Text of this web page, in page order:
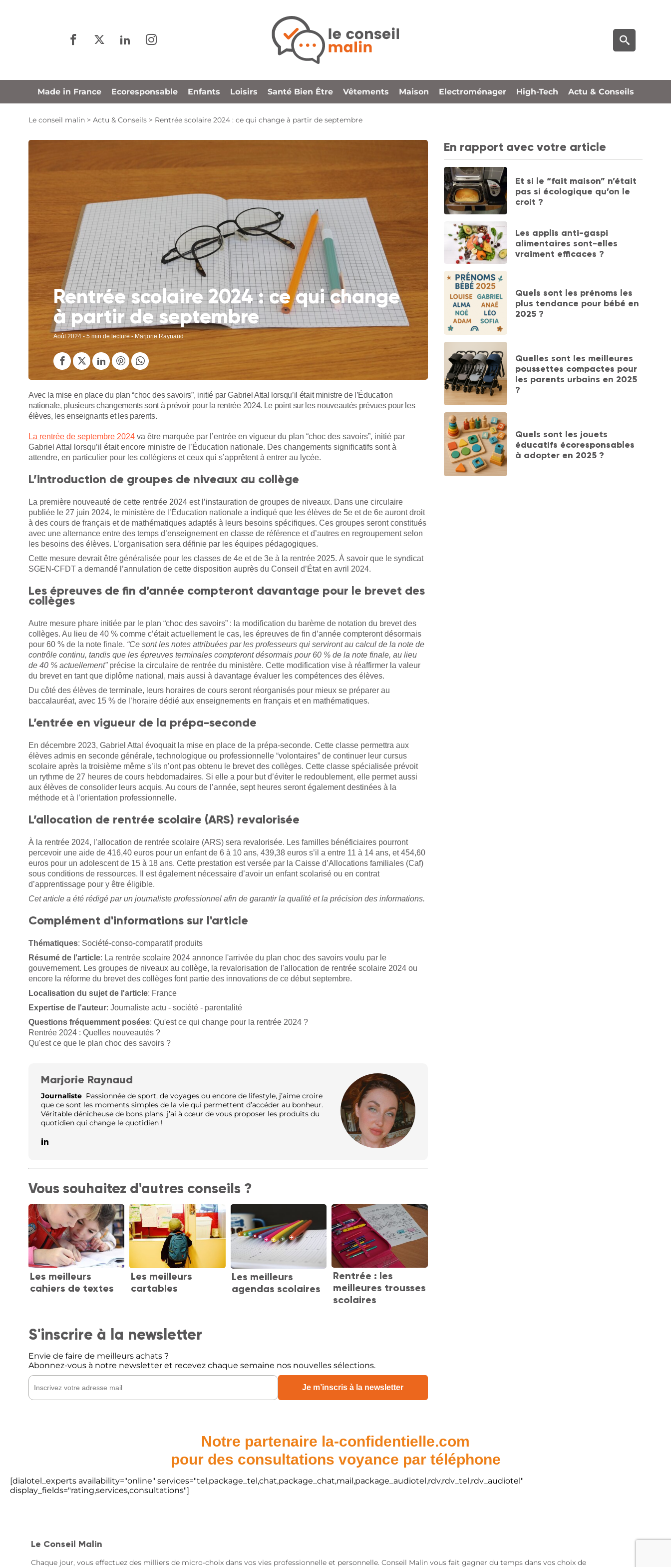
Made in France Ecoresponsable Enfants Loisirs Santé Bien Être Vêtements Maison Electroménager High-Tech Actu & Conseils
Le conseil malin > Actu & Conseils > Rentrée scolaire 2024 : ce qui change à partir de septembre
Rentrée scolaire 2024 : ce qui change
à partir de septembre
Août 2024 - 5 min de lecture - Marjorie Raynaud
Avec la mise en place du plan “choc des savoirs”, initié par Gabriel Attal lorsqu’il était ministre de l’Éducation
nationale, plusieurs changements sont à prévoir pour la rentrée 2024. Le point sur les nouveautés prévues pour les
élèves, les enseignants et les parents.
La rentrée de septembre 2024 va être marquée par l’entrée en vigueur du plan “choc des savoirs”, initié par
Gabriel Attal lorsqu’il était encore ministre de l’Éducation nationale. Des changements significatifs sont à
attendre, en particulier pour les collégiens et ceux qui s’apprêtent à entrer au lycée.
L’introduction de groupes de niveaux au collège
La première nouveauté de cette rentrée 2024 est l’instauration de groupes de niveaux. Dans une circulaire
publiée le 27 juin 2024, le ministère de l’Éducation nationale a indiqué que les élèves de 5e et de 6e auront droit
à des cours de français et de mathématiques adaptés à leurs besoins spécifiques. Ces groupes seront constitués
avec une alternance entre des temps d’enseignement en classe de référence et d’autres en regroupement selon
les besoins des élèves. L’organisation sera définie par les équipes pédagogiques.
Cette mesure devrait être généralisée pour les classes de 4e et de 3e à la rentrée 2025. À savoir que le syndicat
SGEN-CFDT a demandé l’annulation de cette disposition auprès du Conseil d’État en avril 2024.
Les épreuves de fin d’année compteront davantage pour le brevet des
collèges
Autre mesure phare initiée par le plan “choc des savoirs” : la modification du barème de notation du brevet des
collèges. Au lieu de 40 % comme c’était actuellement le cas, les épreuves de fin d’année compteront désormais
pour 60 % de la note finale. “Ce sont les notes attribuées par les professeurs qui serviront au calcul de la note de
contrôle continu, tandis que les épreuves terminales compteront désormais pour 60 % de la note finale, au lieu
de 40 % actuellement”précise la circulaire de rentrée du ministère. Cette modification vise à réaffirmer la valeur
du brevet en tant que diplôme national, mais aussi à davantage évaluer les compétences des élèves.
Du côté des élèves de terminale, leurs horaires de cours seront réorganisés pour mieux se préparer au
baccalauréat, avec 15 % de l’horaire dédié aux enseignements en français et en mathématiques.
L’entrée en vigueur de la prépa-seconde
En décembre 2023, Gabriel Attal évoquait la mise en place de la prépa-seconde. Cette classe permettra aux
élèves admis en seconde générale, technologique ou professionnelle “volontaires” de continuer leur cursus
scolaire après la troisième même s’ils n’ont pas obtenu le brevet des collèges. Cette classe spécialisée prévoit
un rythme de 27 heures de cours hebdomadaires. Si elle a pour but d’éviter le redoublement, elle permet aussi
aux élèves de consolider leurs acquis. Au cours de l’année, sept heures seront également destinées à la
méthode et à l’orientation professionnelle.
L’allocation de rentrée scolaire (ARS) revalorisée
À la rentrée 2024, l’allocation de rentrée scolaire (ARS) sera revalorisée. Les familles bénéficiaires pourront
percevoir une aide de 416,40 euros pour un enfant de 6 à 10 ans, 439,38 euros s’il a entre 11 à 14 ans, et 454,60
euros pour un adolescent de 15 à 18 ans. Cette prestation est versée par la Caisse d’Allocations familiales (Caf)
sous conditions de ressources. Il est également nécessaire d’avoir un enfant scolarisé ou en contrat
d’apprentissage pour y être éligible.
Cet article a été rédigé par un journaliste professionnel afin de garantir la qualité et la précision des informations.
Complément d'informations sur l'article
Thématiques: Société-conso-comparatif produits
Résumé de l'article: La rentrée scolaire 2024 annonce l'arrivée du plan choc des savoirs voulu par le
gouvernement. Les groupes de niveaux au collège, la revalorisation de l'allocation de rentrée scolaire 2024 ou
encore la réforme du brevet des collèges font partie des innovations de ce début septembre.
Localisation du sujet de l'article: France
Expertise de l'auteur: Journaliste actu - société - parentalité
Questions fréquemment posées: Qu'est ce qui change pour la rentrée 2024 ?
Rentrée 2024 : Quelles nouveautés ?
Qu'est ce que le plan choc des savoirs ?
Marjorie Raynaud
Journaliste Passionnée de sport, de voyages ou encore de lifestyle, j’aime croire
que ce sont les moments simples de la vie qui permettent d’accéder au bonheur.
Véritable dénicheuse de bons plans, j’ai à cœur de vous proposer les produits du
quotidien qui change le quotidien !
Vous souhaitez d'autres conseils ?
Les meilleurs
cahiers de textes
Les meilleurs
cartables
Les meilleurs
agendas scolaires
Rentrée : les
meilleures trousses
scolaires
S'inscrire à la newsletter
Envie de faire de meilleurs achats ?
Abonnez-vous à notre newsletter et recevez chaque semaine nos nouvelles sélections.
En rapport avec votre article
Et si le “fait maison” n’était
pas si écologique qu’on le
croit ?
Les applis anti-gaspi
alimentaires sont-elles
vraiment efficaces ?
Quels sont les prénoms les
plus tendance pour bébé en
2025 ?
Quelles sont les meilleures
poussettes compactes pour
les parents urbains en 2025
?
Quels sont les jouets
éducatifs écoresponsables
à adopter en 2025 ?
Notre partenaire la-confidentielle.com
pour des consultations voyance par téléphone
[dialotel_experts availability="online" services="tel,package_tel,chat,package_chat,mail,package_audiotel,rdv,rdv_tel,rdv_audiotel"
display_fields="rating,services,consultations"]
Le Conseil Malin
Chaque jour, vous effectuez des milliers de micro-choix dans vos vies professionnelle et personnelle. Conseil Malin vous fait gagner du temps dans vos choix de